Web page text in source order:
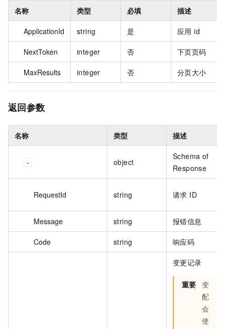
名称 类型 必填 描述
ApplicationId string 是 应用 id
NextToken integer 否 下页页码
MaxResults integer 否 分页大小
返回参数
名称 类型 描述
object
Schema of
Response
RequestId string 请求 ID
Message string 报错信息
Code string 响应码
变更记录
重要 变
配
会
使